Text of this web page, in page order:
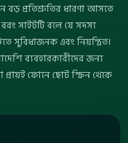
প্রতিশ্রুতির ধারণা আসতে
সাইটটি বলে যে সদস্য
সুবিধাজনক এবং নিয়ন্ত্রিত।
ব্যবহারকারীদের জন্য
ফোনে ছোট স্ক্রিন থেকে